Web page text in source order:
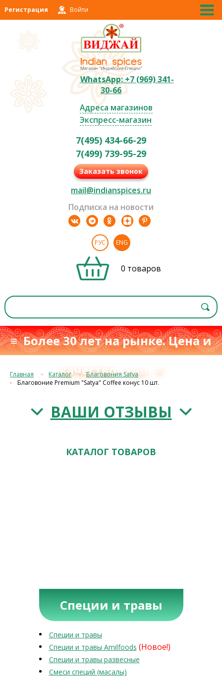
Регистрация Войти
WhatsApp: +7 (969) 341-
30-66
Адреса магазинов
Экспресс-магазин
7(495) 434-66-29
7(499) 739-95-29
Заказать звонок
mail@indianspices.ru
Подписка на новости
РУС ENG
0 товаров
≡ Более 30 лет на рынке. Цена и
качество с 1993 г. ≡
Главная Каталог
Благовония Satya
Благовоние Premium "Satya" Coffee конус 10 шт.
ВАШИ ОТЗЫВЫ
КАТАЛОГ ТОВАРОВ
Специи и травы
Специи и травы
Специи и травы Amilfoods (Новое!)
Специи и травы развесные
Смеси специй (масалы)